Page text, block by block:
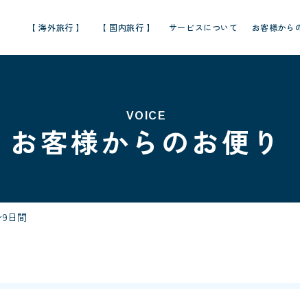
【 海外旅行 】 【 国内旅行 】 サービスについて お客様から
VOICE
お客様からのお便り
日間